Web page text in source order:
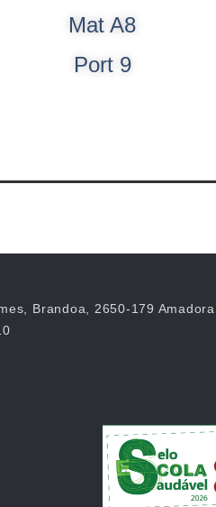
Mat A8
Port 9
Brandoa, 2650-179 Amadora